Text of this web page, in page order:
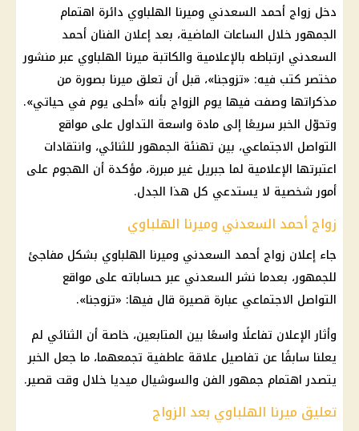
دخل زواج أحمد السعدني وميرنا الهلباوي دائرة اهتمام
الجمهور خلال الساعات الماضية، بعد إعلان الفنان أحمد
السعدني ارتباطه بالإعلامية والكاتبة ميرنا الهلباوي عبر منشور
مختصر كتب فيه: «تزوجنا»، قبل أن تعلق ميرنا بصورة من
مذكراتها وصفت فيها يوم الزواج بأنه «أحلى يوم في حياتي».
وتحوّل الخبر سريعًا إلى مادة واسعة التداول على مواقع
التواصل الاجتماعي، بين تهنئة الجمهور للثنائي، وانتقادات
اعتبرتها الإعلامية لما جبريل غير مبررة، مؤكدة أن الهجوم على
أمور شخصية لا يستدعي كل هذا الجدل.
زواج أحمد السعدني وميرنا الهلباوي
جاء إعلان زواج أحمد السعدني وميرنا الهلباوي بشكل مفاجئ
للجمهور، بعدما نشر السعدني عبر حساباته على مواقع
التواصل الاجتماعي عبارة قصيرة قال فيها: «تزوجنا».
وأثار الإعلان تفاعلًا واسعًا بين المتابعين، خاصة أن الثنائي لم
يعلنا سابقًا عن تفاصيل علاقة عاطفية تجمعهما، ما جعل الخبر
يتصدر اهتمام جمهور الفن والسوشيال ميديا خلال وقت قصير.
تعليق ميرنا الهلباوي بعد الزواج